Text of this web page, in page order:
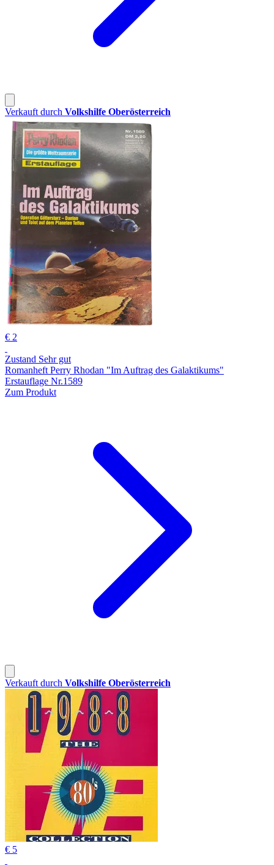
Verkauft durch Volkshilfe Oberösterreich
€ 2
Zustand Sehr gut
Romanheft Perry Rhodan "Im Auftrag des Galaktikums"
Erstauflage Nr.1589
Zum Produkt
Verkauft durch Volkshilfe Oberösterreich
€ 5